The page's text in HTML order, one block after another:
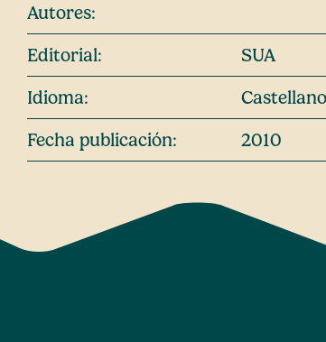
Autores:
Editorial:
SUA
Idioma:
Castellano
Fecha publicación:
2010